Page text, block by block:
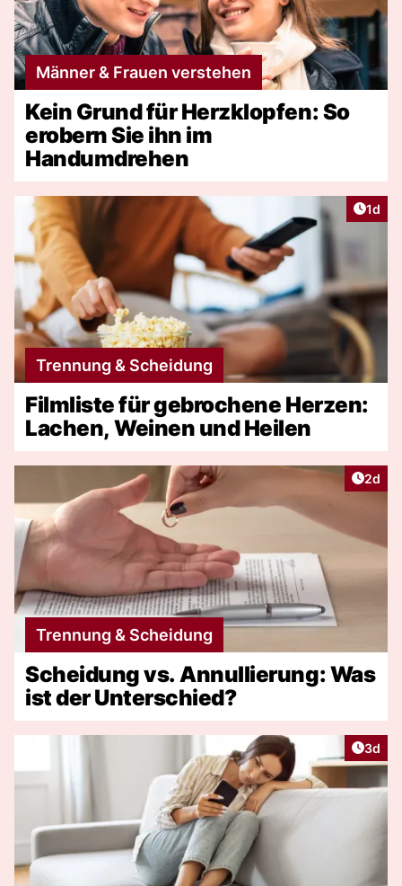
Männer & Frauen verstehen
Kein Grund für Herzklopfen: So
erobern Sie ihn im
Handumdrehen
1d
Trennung & Scheidung
Filmliste für gebrochene Herzen:
Lachen, Weinen und Heilen
2d
Trennung & Scheidung
Scheidung vs. Annullierung: Was
ist der Unterschied?
3d